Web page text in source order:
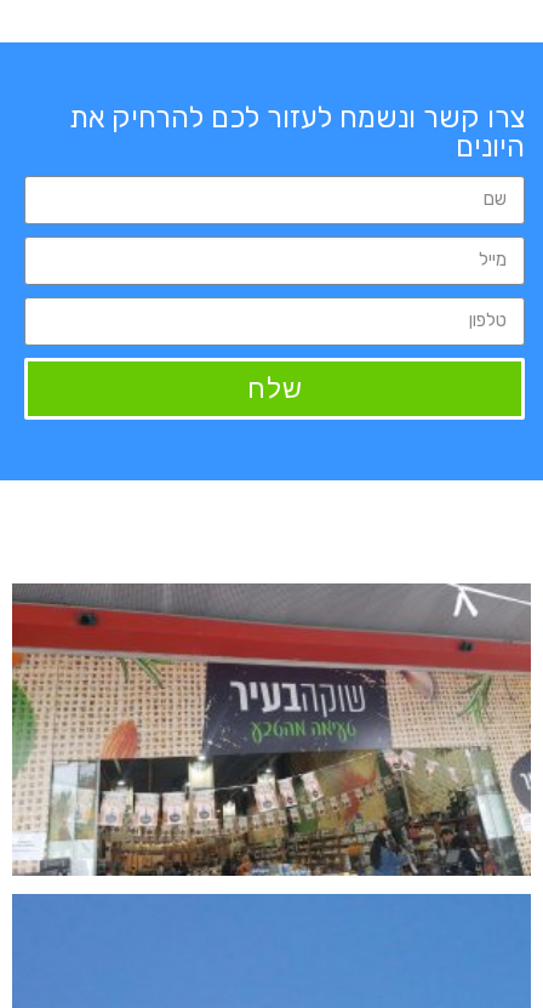
צרו קשר ונשמח לעזור לכם להרחיק את
היונים
שלח